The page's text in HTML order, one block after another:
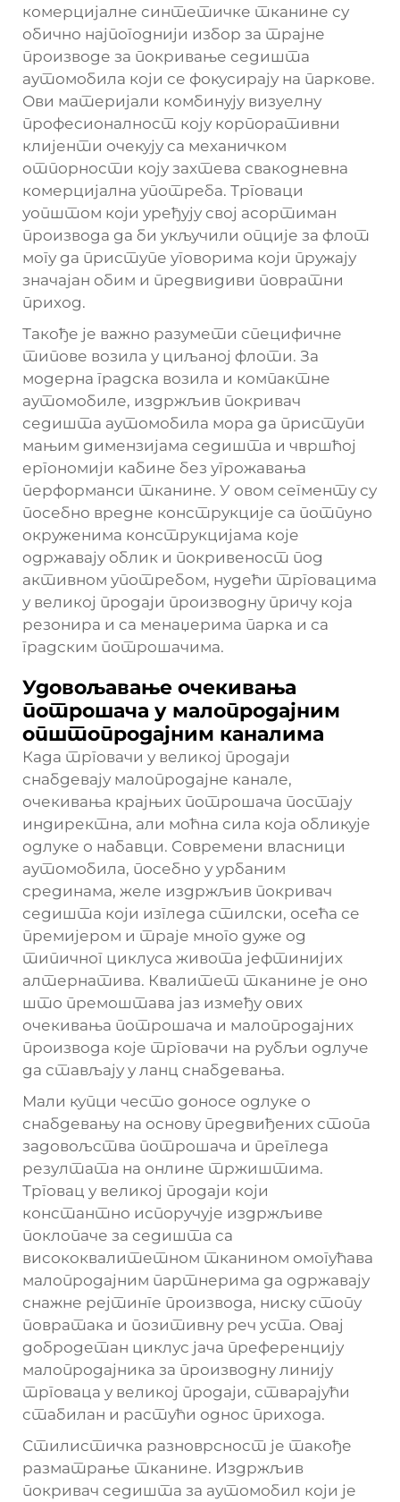
комерцијалне синтетичке тканине су
обично најпогоднији избор за трајне
производе за покривање седишта
аутомобила који се фокусирају на паркове.
Ови материјали комбинују визуелну
професионалност коју корпоративни
клијенти очекују са механичком
отпорности коју захтева свакодневна
комерцијална употреба. Трговаци
уопштом који уређују свој асортиман
производа да би укључили опције за флот
могу да приступе уговорима који пружају
значајан обим и предвидиви повратни
приход.
Такође је важно разумети специфичне
типове возила у циљаној флоти. За
модерна градска возила и компактне
аутомобиле, издржљив покривач
седишта аутомобила мора да приступи
мањим димензијама седишта и чвршћој
ергономији кабине без угрожавања
перформанси тканине. У овом сегменту су
посебно вредне конструкције са потпуно
окруженима конструкцијама које
одржавају облик и покривеност под
активном употребом, нудећи трговацима
у великој продаји производну причу која
резонира и са менаџерима парка и са
градским потрошачима.
Удовољавање очекивања
потрошача у малопродајним
општопродајним каналима
Када трговачи у великој продаји
снабдевају малопродајне канале,
очекивања крајњих потрошача постају
индиректна, али моћна сила која обликује
одлуке о набавци. Современи власници
аутомобила, посебно у урбаним
срединама, желе издржљив покривач
седишта који изгледа стилски, осећа се
премијером и траје много дуже од
типичног циклуса живота јефтинијих
алтернатива. Квалитет тканине је оно
што премоштава јаз између ових
очекивања потрошача и малопродајних
производа које трговачи на рубљи одлуче
да стављају у ланц снабдевања.
Мали купци често доносе одлуке о
снабдевању на основу предвиђених стопа
задовољства потрошача и прегледа
резултата на онлине тржиштима.
Трговац у великој продаји који
константно испоручује издржљиве
поклопаче за седишта са
висококвалитетном тканином омогућава
малопродајним партнерима да одржавају
снажне рејтинге производа, ниску стопу
повратака и позитивну реч уста. Овај
добродетан циклус јача преференцију
малопродајника за производну линију
трговаца у великој продаји, стварајући
стабилан и растући однос прихода.
Стилистичка разноврсност је такође
разматрање тканине. Издржљив
покривач седишта за аутомобил који је